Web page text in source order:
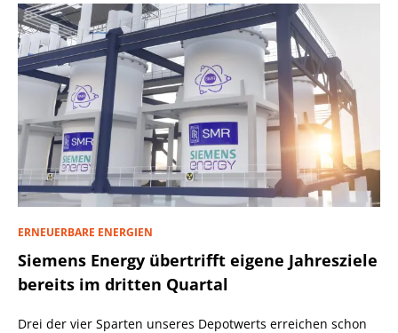
ERNEUERBARE ENERGIEN
Siemens Energy übertrifft eigene Jahresziele
bereits im dritten Quartal
Drei der vier Sparten unseres Depotwerts erreichen schon